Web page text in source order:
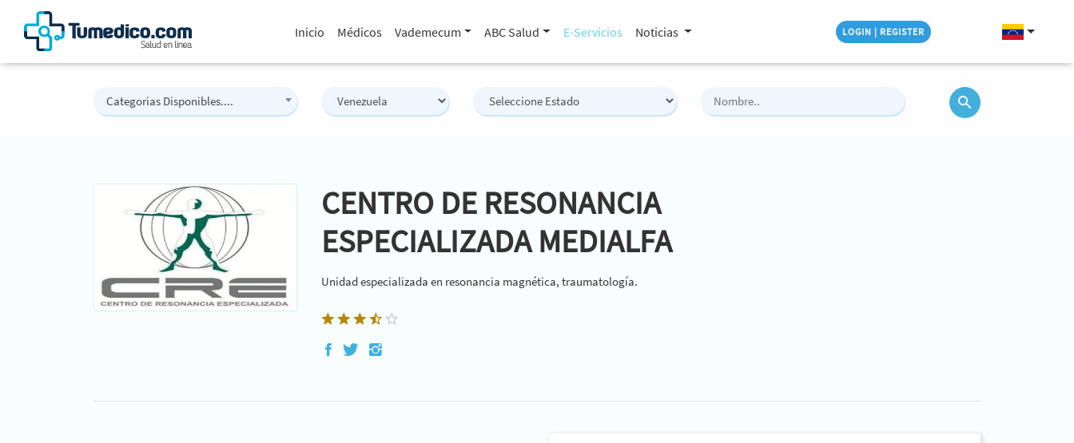
Inicio Médicos Vademecum ABC Salud E-Servicios Noticias LOGIN | REGISTER
Categorias Disponibles....
CENTRO DE RESONANCIA
ESPECIALIZADA MEDIALFA
Unidad especializada en resonancia magnética, traumatología.